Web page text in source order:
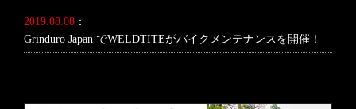
2019.08.08 ：
Grinduro Japan でWELDTITEがバイクメンテナンスを開催！